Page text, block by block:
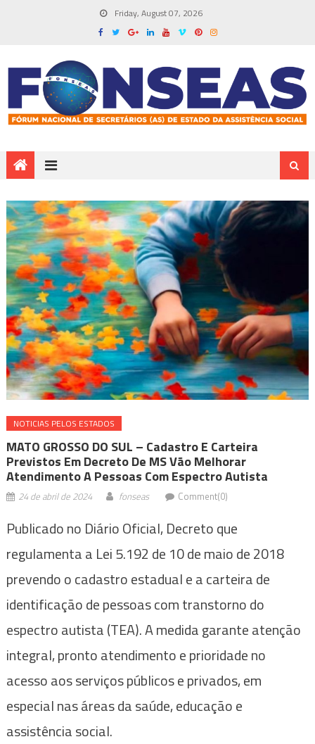
Friday, August 07, 2026
NOTICIAS PELOS ESTADOS
MATO GROSSO DO SUL – Cadastro E Carteira
Previstos Em Decreto De MS Vão Melhorar
Atendimento A Pessoas Com Espectro Autista
24 de abril de 2024 fonseas Comment(0)
Publicado no Diário Oficial, Decreto que
regulamenta a Lei 5.192 de 10 de maio de 2018
prevendo o cadastro estadual e a carteira de
identificação de pessoas com transtorno do
espectro autista (TEA). A medida garante atenção
integral, pronto atendimento e prioridade no
acesso aos serviços públicos e privados, em
especial nas áreas da saúde, educação e
assistência social.